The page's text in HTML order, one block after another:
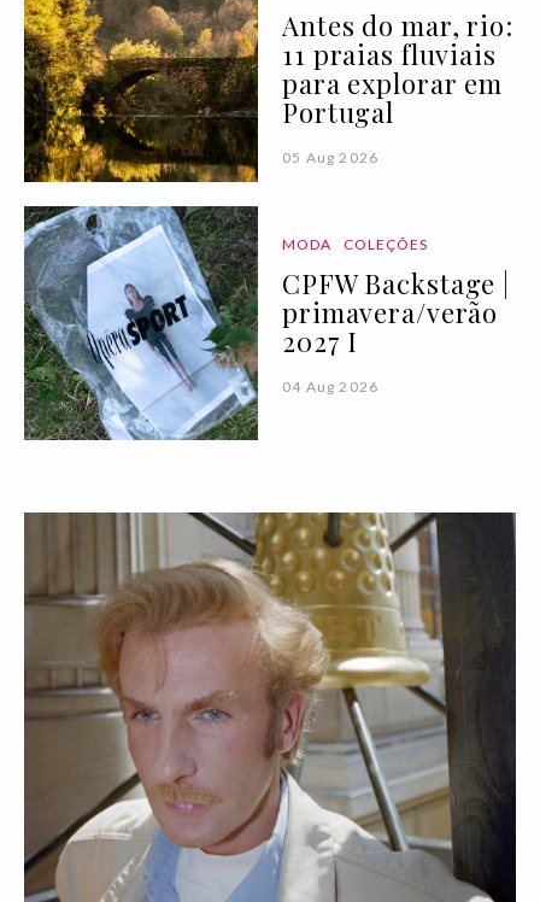
Antes do mar, rio:
11 praias fluviais
para explorar em
Portugal
05 Aug 2026
MODA COLEÇÕES
CPFW Backstage |
primavera/verão
2027 I
04 Aug 2026